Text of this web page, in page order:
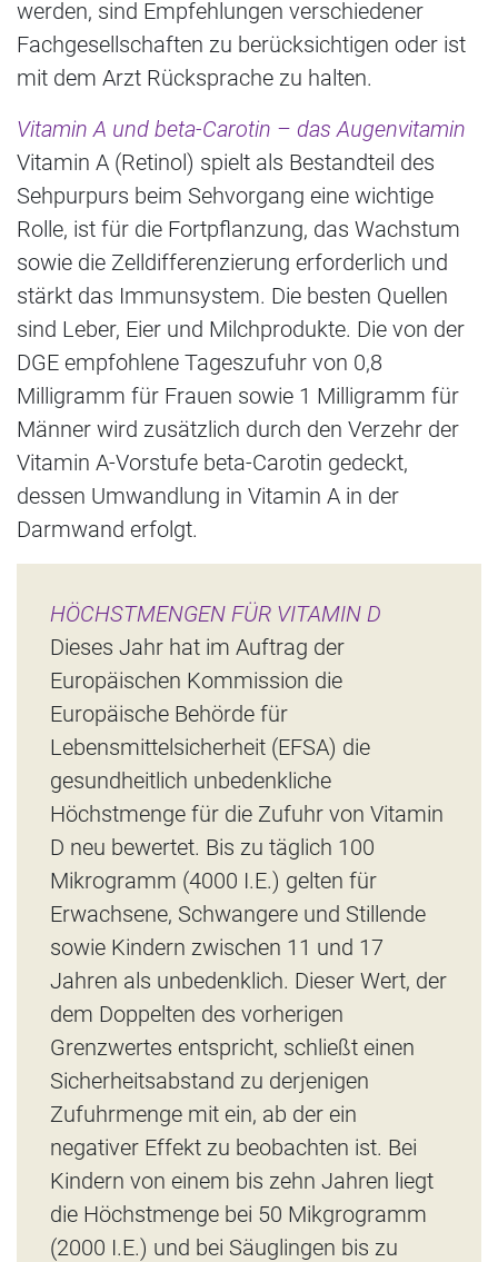
werden, sind Empfehlungen verschiedener
Fachgesellschaften zu berücksichtigen oder ist
mit dem Arzt Rücksprache zu halten.
Vitamin A und beta-Carotin – das Augenvitamin
Vitamin A (Retinol) spielt als Bestandteil des
Sehpurpurs beim Sehvorgang eine wichtige
Rolle, ist für die Fortpflanzung, das Wachstum
sowie die Zelldifferenzierung erforderlich und
stärkt das Immunsystem. Die besten Quellen
sind Leber, Eier und Milchprodukte. Die von der
DGE empfohlene Tageszufuhr von 0,8
Milligramm für Frauen sowie 1 Milligramm für
Männer wird zusätzlich durch den Verzehr der
Vitamin A-Vorstufe beta-Carotin gedeckt,
dessen Umwandlung in Vitamin A in der
Darmwand erfolgt.
HÖCHSTMENGEN FÜR VITAMIN D
Dieses Jahr hat im Auftrag der
Europäischen Kommission die
Europäische Behörde für
Lebensmittelsicherheit (EFSA) die
gesundheitlich unbedenkliche
Höchstmenge für die Zufuhr von Vitamin
D neu bewertet. Bis zu täglich 100
Mikrogramm (4000 I.E.) gelten für
Erwachsene, Schwangere und Stillende
sowie Kindern zwischen 11 und 17
Jahren als unbedenklich. Dieser Wert, der
dem Doppelten des vorherigen
Grenzwertes entspricht, schließt einen
Sicherheitsabstand zu derjenigen
Zufuhrmenge mit ein, ab der ein
negativer Effekt zu beobachten ist. Bei
Kindern von einem bis zehn Jahren liegt
die Höchstmenge bei 50 Mikgrogramm
(2000 I.E.) und bei Säuglingen bis zu